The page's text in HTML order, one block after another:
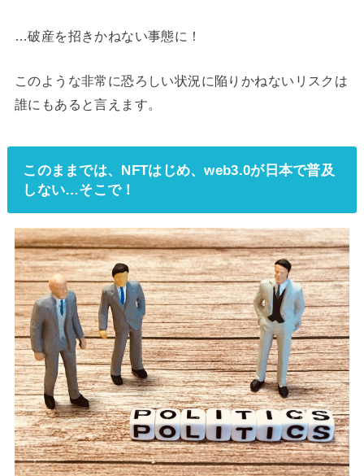
…破産を招きかねない事態に！
このような非常に恐ろしい状況に陥りかねないリスクは
誰にもあると言えます。
このままでは、NFTはじめ、web3.0が日本で普及
しない…そこで！